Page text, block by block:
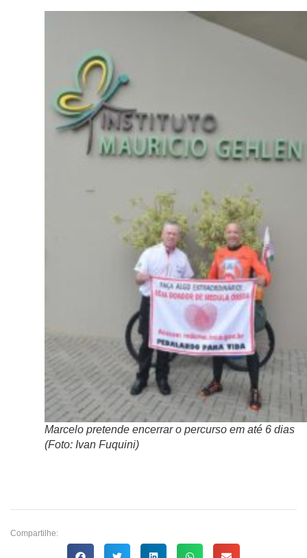
Marcelo pretende encerrar o percurso em até 6 dias
(Foto: Ivan Fuquini)
Compartilhe: